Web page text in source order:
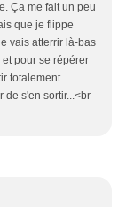
Ça me fait un peu
que je flippe
vais atterrir là-bas
pour se répérer
totalement
de s'en sortir...<br